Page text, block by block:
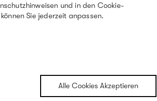
und in den Cookie-
Sie jederzeit anpassen.
Alle Cookies Akzeptieren